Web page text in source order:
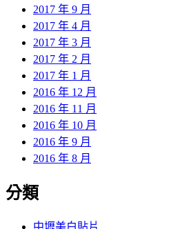
2017 年 9 月
2017 年 4 月
2017 年 3 月
2017 年 2 月
2017 年 1 月
2016 年 12 月
2016 年 11 月
2016 年 10 月
2016 年 9 月
2016 年 8 月
分類